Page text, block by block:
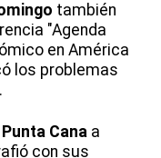
también
"Agenda
en América
los problemas
Cana a
con sus